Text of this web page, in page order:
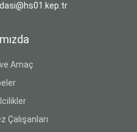
Amaç
Çalışanları